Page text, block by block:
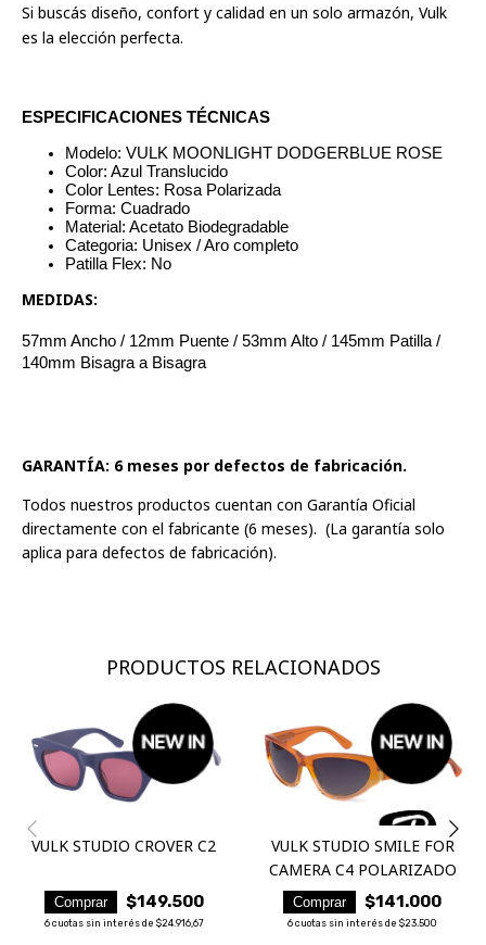
Si buscás diseño, confort y calidad en un solo armazón, Vulk
es la elección perfecta.
ESPECIFICACIONES TÉCNICAS
Modelo: VULK MOONLIGHT DODGERBLUE ROSE
Color: Azul Translucido
Color Lentes: Rosa Polarizada
Forma: Cuadrado
Material: Acetato Biodegradable
Categoria: Unisex / Aro completo
Patilla Flex: No
MEDIDAS:
57mm Ancho / 12mm Puente / 53mm Alto / 145mm Patilla /
140mm Bisagra a Bisagra
GARANTÍA: 6 meses por defectos de fabricación.
Todos nuestros productos cuentan con Garantía Oficial
directamente con el fabricante (6 meses). (La garantía solo
aplica para defectos de fabricación).
PRODUCTOS RELACIONADOS
VULK STUDIO CROVER C2
Comprar $149.500
6cuotas sin interés de $24.916,67
VULK STUDIO SMILE FOR
CAMERA C4 POLARIZADO
Comprar $141.000
6 cuotas sin interés de$23.500